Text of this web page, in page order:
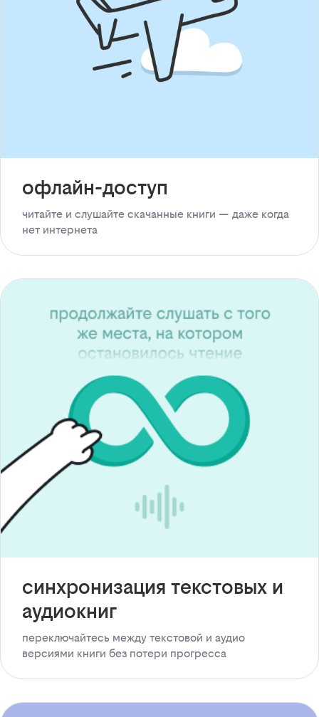
офлайн-доступ
читайте и слушайте скачанные книги — даже когда
нет интернета
синхронизация текстовых и
аудиокниг
переключайтесь между текстовой и аудио
версиями книги без потери прогресса